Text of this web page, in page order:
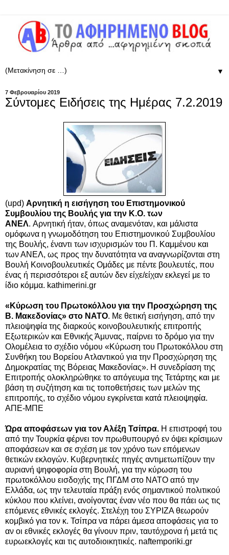
▼
7 Φεβρουαρίου 2019
Σύντομες Ειδήσεις της Ημέρας 7.2.2019
(upd) Αρνητική η εισήγηση του Επιστημονικού
Συμβουλίου της Βουλής για την Κ.Ο. των
ΑΝΕΛ. Αρνητική ήταν, όπως αναμενόταν, και μάλιστα
ομόφωνα η γνωμοδότηση του Επιστημονικού Συμβουλίου
της Βουλής, έναντι των ισχυρισμών του Π. Καμμένου και
των ΑΝΕΛ, ως προς την δυνατότητα να αναγνωρίζονται στη
Βουλή Κοινοβουλευτικές Ομάδες με πέντε βουλευτές, που
ένας ή περισσότεροι εξ αυτών δεν είχε/είχαν εκλεγεί με το
ίδιο κόμμα. kathimerini.gr
«Κύρωση του Πρωτοκόλλου για την Προσχώρηση της
Β. Μακεδονίας» στο ΝΑΤΟ. Με θετική εισήγηση, από την
πλειοψηφία της διαρκούς κοινοβουλευτικής επιτροπής
Εξωτερικών και Εθνικής Άμυνας, παίρνει το δρόμο για την
Ολομέλεια το σχέδιο νόμου «Κύρωση του Πρωτοκόλλου στη
Συνθήκη του Βορείου Ατλαντικού για την Προσχώρηση της
Δημοκρατίας της Βόρειας Μακεδονίας». Η συνεδρίαση της
Επιτροπής ολοκληρώθηκε το απόγευμα της Τετάρτης και με
βάση τη συζήτηση και τις τοποθετήσεις των μελών της
επιτροπής, το σχέδιο νόμου εγκρίνεται κατά πλειοψηφία.
ΑΠΕ-ΜΠΕ
Ώρα αποφάσεων για τον Αλέξη Τσίπρα. Η επιστροφή του
από την Τουρκία φέρνει τον πρωθυπουργό εν όψει κρίσιμων
αποφάσεων και σε σχέση με τον χρόνο των επόμενων
θετικών εκλογών. Κυβερνητικές πηγές αντιμετωπίζουν την
αυριανή ψηφοφορία στη Βουλή, για την κύρωση του
πρωτοκόλλου εισδοχής της ΠΓΔΜ στο ΝΑΤΟ από την
Ελλάδα, ως την τελευταία πράξη ενός σημαντικού πολιτικού
κύκλου που κλείνει, ανοίγοντας έναν νέο που θα πάει ως τις
επόμενες εθνικές εκλογές. Στελέχη του ΣΥΡΙΖΑ θεωρούν
κομβικό για τον κ. Τσίπρα να πάρει άμεσα αποφάσεις για το
αν οι εθνικές εκλογές θα γίνουν πριν, ταυτόχρονα ή μετά τις
ευρωεκλογές και τις αυτοδιοικητικές. naftemporiki.gr